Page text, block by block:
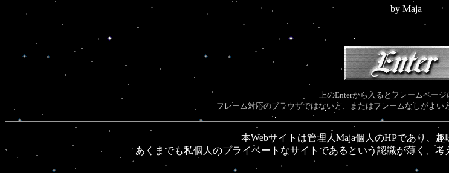
by Maja
上のEnterから入るとフレームページ
フレーム対応のブラウザではない方、またはフレームなしがよい
本Webサイトは管理人Maja個人のHPであり、趣
あくまでも私個人のプライベートなサイトであるという認識が薄く、